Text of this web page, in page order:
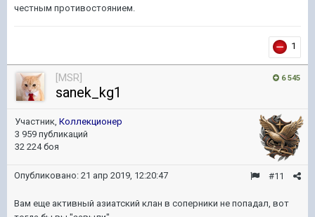
честным противостоянием.
1
6 545
[MSR]
sanek_kg1
Участник, Коллекционер
3 959 публикаций
32 224 боя
#11
Опубликовано: 21 апр 2019, 12:20:47
Вам еще активный азиатский клан в соперники не попадал, вот